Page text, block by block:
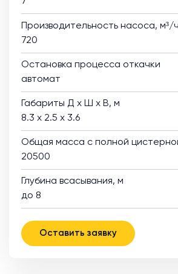
Производительность насоса, м³/
720
Остановка процесса откачки
автомат
Габариты Д х Ш х В, м
8.3 х 2.5 х 3.6
Общая масса с полной
20500
Глубина всасывания, м
до 8
Оставить заявку